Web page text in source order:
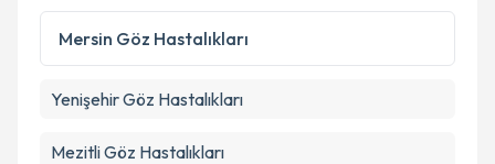
Mersin Göz Hastalıkları
YenişehirGöz Hastalıkları
MezitliGöz Hastalıkları